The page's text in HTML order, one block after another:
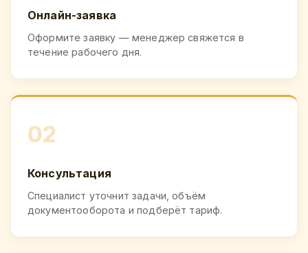
Онлайн-заявка
Оформите заявку — менеджер свяжется в
течение рабочего дня.
02
Консультация
Специалист уточнит задачи, объём
документооборота и подберёт тариф.